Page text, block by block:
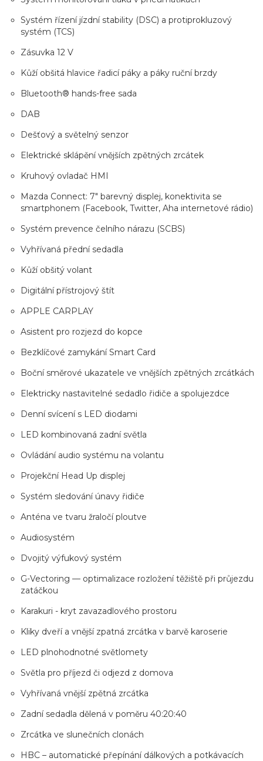
Systém řízení jízdní stability (DSC) a protiprokluzový
systém (TCS)
Zásuvka 12 V
Kůží obšitá hlavice řadicí páky a páky ruční brzdy
Bluetooth® hands-free sada
DAB
Dešťový a světelný senzor
Elektrické sklápění vnějších zpětných zrcátek
Kruhový ovladač HMI
Mazda Connect: 7" barevný displej, konektivita se
smartphonem (Facebook, Twitter, Aha internetové rádio)
Systém prevence čelního nárazu (SCBS)
Vyhřívaná přední sedadla
Kůží obšitý volant
Digitální přístrojový štít
APPLE CARPLAY
Asistent pro rozjezd do kopce
Bezklíčové zamykání Smart Card
Boční směrové ukazatele ve vnějších zpětných zrcátkách
Elektricky nastavitelné sedadlo řidiče a spolujezdce
Denní svícení s LED diodami
LED kombinovaná zadní světla
Ovládání audio systému na volantu
Projekční Head Up displej
Systém sledování únavy řidiče
Anténa ve tvaru žraločí ploutve
Audiosystém
Dvojitý výfukový systém
G-Vectoring — optimalizace rozložení těžiště při průjezdu
zatáčkou
Karakuri - kryt zavazadlového prostoru
Kliky dveří a vnější zpatná zrcátka v barvě karoserie
LED plnohodnotné světlomety
Světla pro příjezd či odjezd z domova
Vyhřívaná vnější zpětná zrcátka
Zadní sedadla dělená v poměru 40:20:40
Zrcátka ve slunečních clonách
HBC – automatické přepínání dálkových a potkávacích